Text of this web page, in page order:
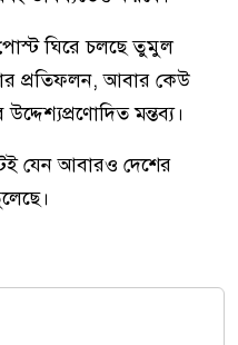
ঘিরে চলছে তুমুল
প্রতিফলন, আবার কেউ
মন্তব্য।
যেন আবারও দেশের